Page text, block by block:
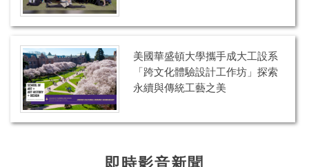
美國華盛頓大學攜手成大工設系
「跨文化體驗設計工作坊」探索
永續與傳統工藝之美
即時影音新聞